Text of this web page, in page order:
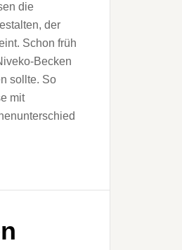
die
der
Schon früh
Becken
sollte. So
mit